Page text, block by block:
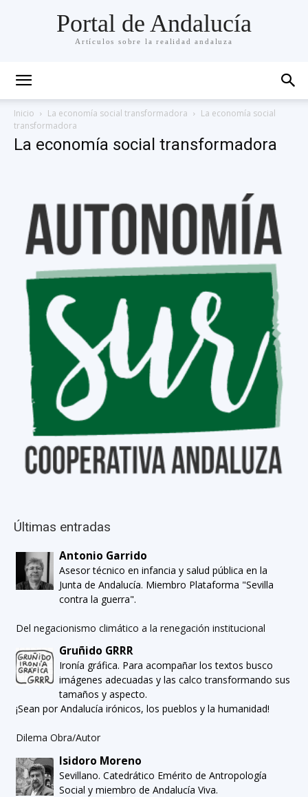
Portal de Andalucía
Artículos sobre la realidad andaluza
Inicio La economía social transformadora
La economía social
transformadora
La economía social transformadora
Últimas entradas
Antonio Garrido
Asesor técnico en infancia y salud pública en la
Junta de Andalucía. Miembro Plataforma "Sevilla
contra la guerra".
Del negacionismo climático a la renegación institucional
Gruñido GRRR
Ironía gráfica. Para acompañar los textos busco
imágenes adecuadas y las calco transformando sus
tamaños y aspecto.
¡Sean por Andalucía irónicos, los pueblos y la humanidad!
Dilema Obra/Autor
Isidoro Moreno
Sevillano. Catedrático Emérito de Antropología
Social y miembro de Andalucía Viva.